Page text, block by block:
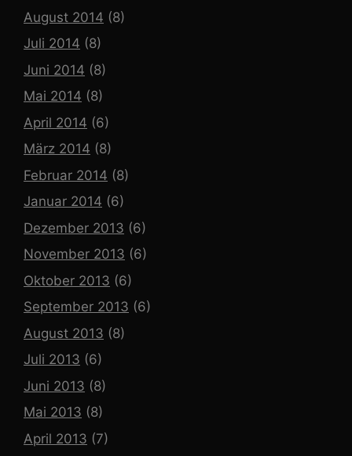
August 2014 (8)
Juli 2014 (8)
Juni 2014 (8)
Mai 2014 (8)
April 2014 (6)
März 2014 (8)
Februar 2014 (8)
Januar 2014 (6)
Dezember 2013 (6)
November 2013 (6)
Oktober 2013 (6)
September 2013 (6)
August 2013 (8)
Juli 2013 (6)
Juni 2013 (8)
Mai 2013 (8)
April 2013 (7)